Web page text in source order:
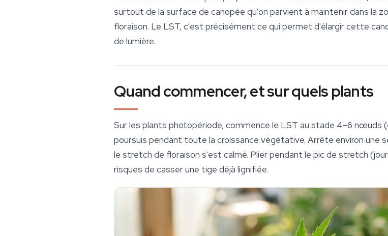
surtout de la surface de canopée qu'on parvient à maintenir dans la
floraison. Le LST, c'est précisément ce qui permet d'élargir cette
de lumière.
Quand commencer, et sur quels plants
Sur les plants photopériode, commence le LST au stade 4–6 nœuds
poursuis pendant toute la croissance végétative. Arrête environ une
le stretch de floraison s'est calmé. Plier pendant le pic de stretch
risques de casser une tige déjà lignifiée.